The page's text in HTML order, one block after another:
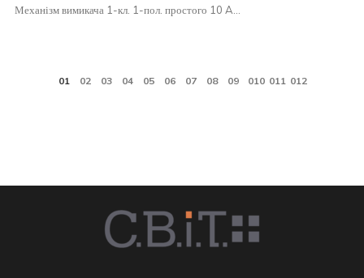
Механізм вимикача 1-кл. 1-пол. простого 10 A…